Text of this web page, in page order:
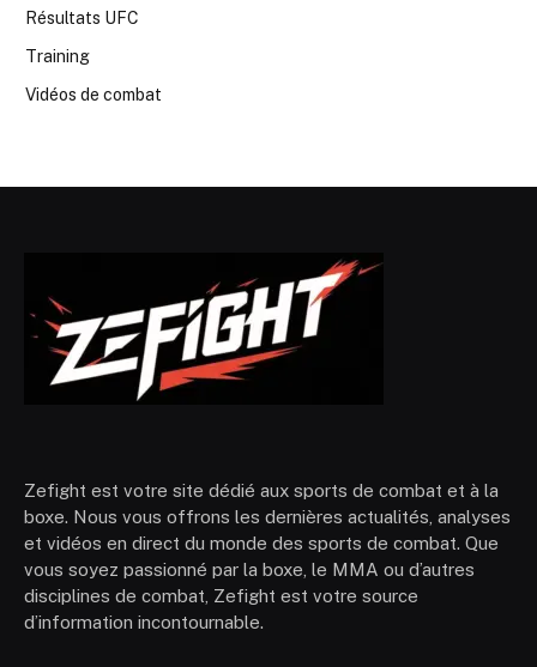
Résultats UFC
Training
Vidéos de combat
Zefight est votre site dédié aux sports de combat et à la
boxe. Nous vous offrons les dernières actualités, analyses
et vidéos en direct du monde des sports de combat. Que
vous soyez passionné par la boxe, le MMA ou d’autres
disciplines de combat, Zefight est votre source
d’information incontournable.